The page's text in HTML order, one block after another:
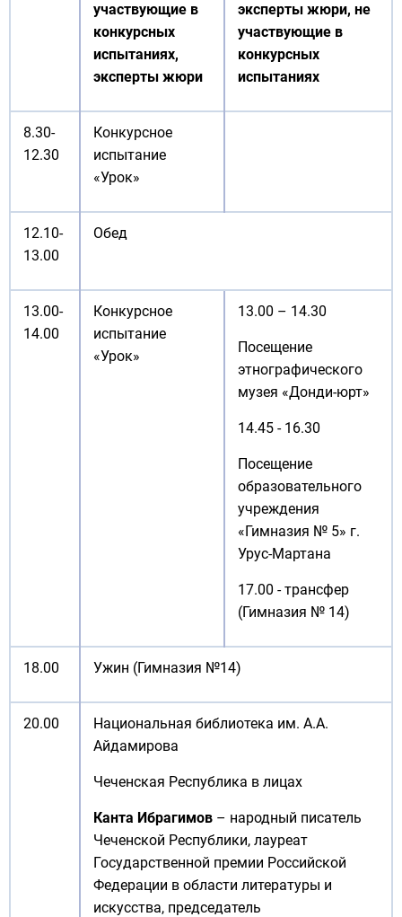
участвующие в
конкурсных
испытаниях,
эксперты жюри
эксперты жюри, не
участвующие в
конкурсных
испытаниях
8.30-
12.30
Конкурсное
испытание
«Урок»
12.10-
13.00
Обед
13.00-
14.00
Конкурсное
испытание
«Урок»
13.00 – 14.30
Посещение
этнографического
музея «Донди-юрт»
14.45 - 16.30
Посещение
образовательного
учреждения
«Гимназия № 5» г.
Урус-Мартана
17.00 - трансфер
(Гимназия № 14)
18.00 Ужин (Гимназия №14)
20.00
Национальная библиотека им. А.А.
Айдамирова
Чеченская Республика в лицах
Канта Ибрагимов – народный писатель
Чеченской Республики, лауреат
Государственной премии Российской
Федерации в области литературы и
искусства, председатель